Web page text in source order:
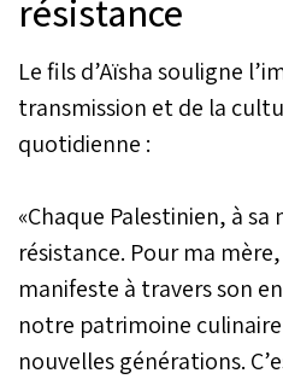
résistance
Le fils d’Aïsha souligne
transmission et de la
quotidienne :
«Chaque Palestinien, à
résistance. Pour ma
manifeste à travers son
notre patrimoine
nouvelles générations.